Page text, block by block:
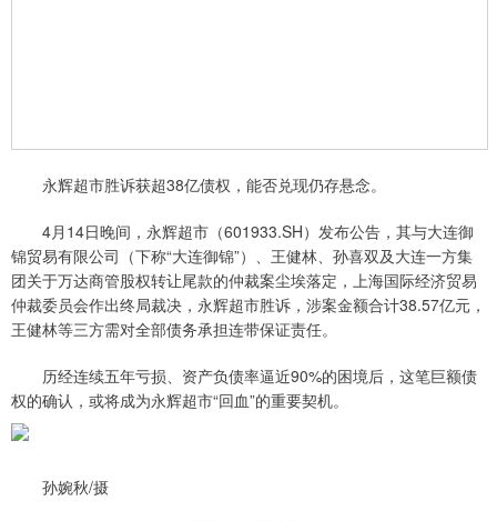
永辉超市胜诉获超38亿债权，能否兑现仍存悬念。
4月14日晚间，永辉超市（601933.SH）发布公告，其与大连御
锦贸易有限公司（下称“大连御锦”）、王健林、孙喜双及大连一方集
团关于万达商管股权转让尾款的仲裁案尘埃落定，上海国际经济贸易
仲裁委员会作出终局裁决，永辉超市胜诉，涉案金额合计38.57亿元，
王健林等三方需对全部债务承担连带保证责任。
历经连续五年亏损、资产负债率逼近90%的困境后，这笔巨额债
权的确认，或将成为永辉超市“回血”的重要契机。
孙婉秋/摄